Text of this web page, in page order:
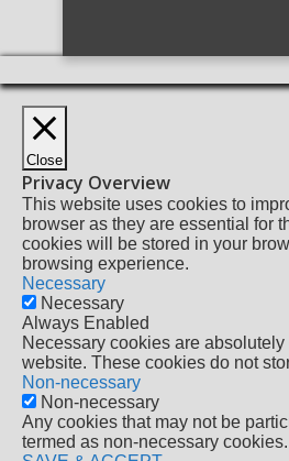
Close
Privacy Overview
This website uses cookies to
browser as they are essential for
cookies will be stored in your
browsing experience.
Necessary
Necessary
Always Enabled
Necessary cookies are
website. These cookies do not
Non-necessary
Non-necessary
Any cookies that may not be
termed as non-necessary